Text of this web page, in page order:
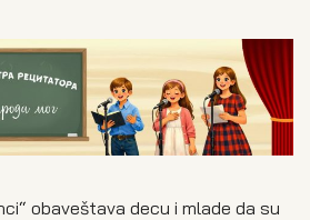
obaveštava decu i mlade da su